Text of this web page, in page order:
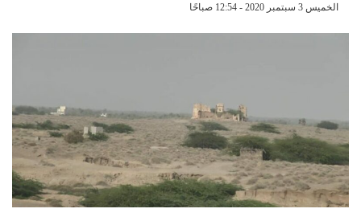
الخميس 3 سبتمبر 2020 - 12:54 صباحًا